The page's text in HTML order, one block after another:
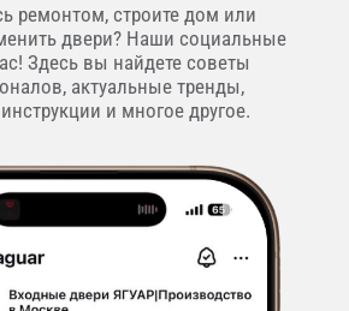
ремонтом, строите дом или
двери? Наши социальные
Здесь вы найдете советы
актуальные тренды,
и многое другое.